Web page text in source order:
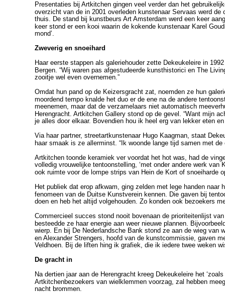
Presentaties bij Artkitchen gingen veel verder dan het
overzicht van de in 2001 overleden kunstenaar Servaas werd
thuis. De stand bij kunstbeurs Art Amsterdam werd een keer
keer stond er een kooi waarin de kokende kunstenaar Karel
mond’.
Zweverig en snoeihard
Haar eerste stappen als galeriehouder zette Dekeukeleire in
Bergen. “Wij waren pas afgestudeerde kunsthistorici en The
zooitje wel even overnemen.”
Omdat hun pand op de Keizersgracht zat, noemden ze hun
moordend tempo knalde het duo er de ene na de andere
meenemen, maar dat de verzamelaars niet automatisch
Herengracht. Artkitchen Gallery stond op de gevel. “Want mijn
je alles door elkaar. Bovendien hou ik heel erg van lekker eten
Via haar partner, streetartkunstenaar Hugo Kaagman, staat
haar smaak is ze allerminst. “Ik woonde lange tijd samen met
Artkitchen toonde keramiek ver voordat het hot was, had de
volledig vrouwelijke tentoonstelling, ‘met onder andere werk
ook ruimte voor de lompe strips van Hein de Kort of snoeiharde
Het publiek dat erop afkwam, ging zelden met lege handen
fenomeen van de Duitse Kunstverein kennen. Die gaven bij
doen en heb het altijd volgehouden. Zo konden ook bezoekers
Commercieel succes stond nooit bovenaan de prioriteitenlijst
besteedde ze haar energie aan weer nieuwe plannen.
wierp. En bij De Nederlandsche Bank stond ze aan de wieg
en Alexander Strengers, hoofd van de kunstcommissie, gaven
Veldhoen. Bij de liften hing ik grafiek, die ik iedere twee weken
De gracht in
Na dertien jaar aan de Herengracht kreeg Dekeukeleire het
Artkitchenbezoekers van wielklemmen voorzag, zal hebben
nacht brommen.